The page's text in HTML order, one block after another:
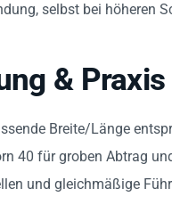
selbst bei höheren
& Praxis
Breite/Länge
40 für groben Abtrag
und gleichmäßige